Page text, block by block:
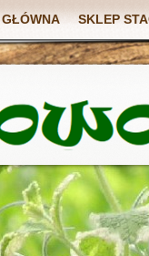
SKLEP